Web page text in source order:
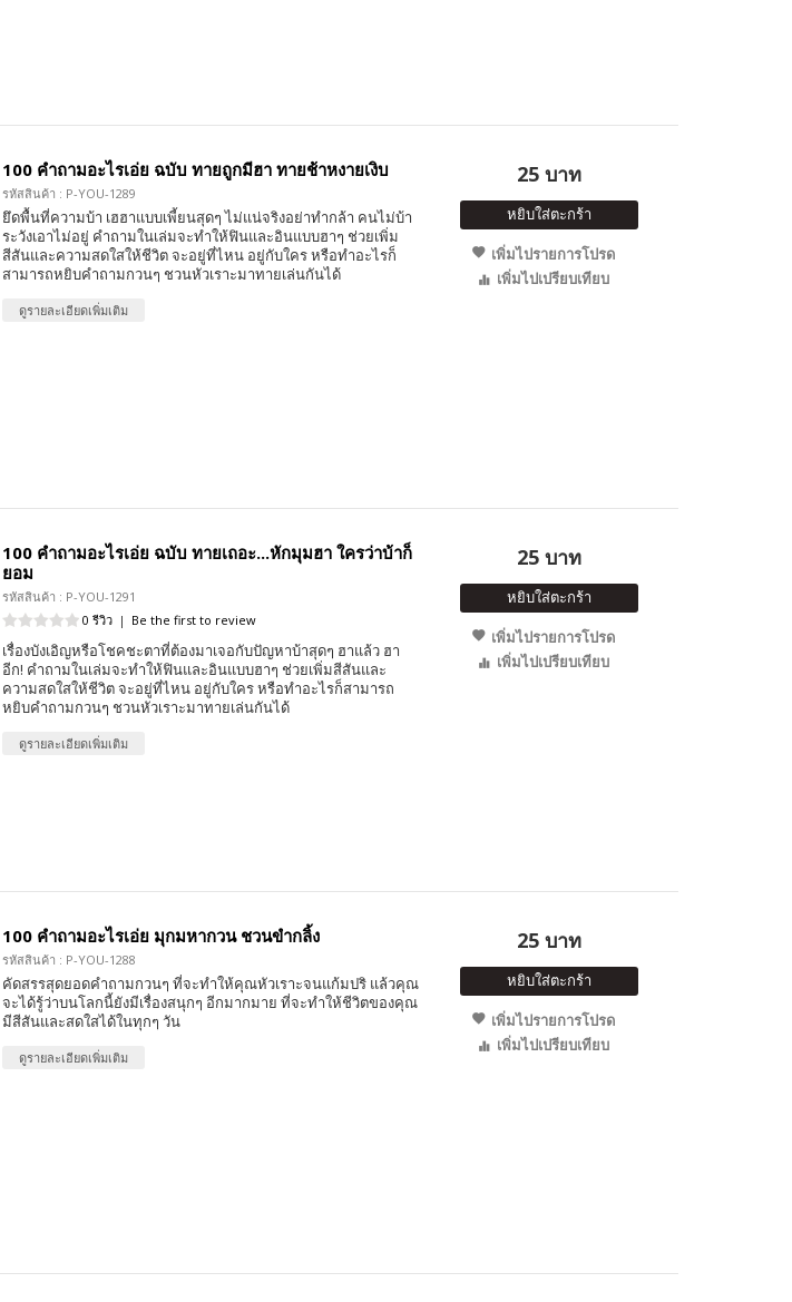
100 คำถามอะไรเอ่ย ฉบับ ทายถูกมีฮา ทายช้าหงายเงิบ
รหัสสินค้า : P-YOU-1289
ยึดพื้นที่ความบ้า เฮฮาแบบเพี้ยนสุดๆ ไม่แน่จริงอย่าทำกล้า คนไม่บ้า
ระวังเอาไม่อยู่ คำถามในเล่มจะทำให้ฟินและอินแบบฮาๆ ช่วยเพิ่ม
สีสันและความสดใสให้ชีวิต จะอยู่ที่ไหน อยู่กับใคร หรือทำอะไรก็
สามารถหยิบคำถามกวนๆ ชวนหัวเราะมาทายเล่นกันได้
ดูรายละเอียดเพิ่มเติม
25 บาท
หยิบใส่ตะกร้า
เพิ่มไปรายการโปรด
เพิ่มไปเปรียบเทียบ
100 คำถามอะไรเอ่ย ฉบับ ทายเถอะ...หักมุมฮา ใครว่าบ้าก็
ยอม
รหัสสินค้า : P-YOU-1291
0 รีวิว | Be the first to review
เรื่องบังเอิญหรือโชคชะตาที่ต้องมาเจอกับปัญหาบ้าสุดๆ ฮาแล้ว ฮา
อีก! คำถามในเล่มจะทำให้ฟินและอินแบบฮาๆ ช่วยเพิ่มสีสันและ
ความสดใสให้ชีวิต จะอยู่ที่ไหน อยู่กับใคร หรือทำอะไรก็สามารถ
หยิบคำถามกวนๆ ชวนหัวเราะมาทายเล่นกันได้
ดูรายละเอียดเพิ่มเติม
25 บาท
หยิบใส่ตะกร้า
เพิ่มไปรายการโปรด
เพิ่มไปเปรียบเทียบ
100 คำถามอะไรเอ่ย มุกมหากวน ชวนขำกลิ้ง
รหัสสินค้า : P-YOU-1288
คัดสรรสุดยอดคำถามกวนๆ ที่จะทำให้คุณหัวเราะจนแก้มปริ แล้วคุณ
จะได้รู้ว่าบนโลกนี้ยังมีเรื่องสนุกๆ อีกมากมาย ที่จะทำให้ชีวิตของคุณ
มีสีสันและสดใสได้ในทุกๆ วัน
ดูรายละเอียดเพิ่มเติม
25 บาท
หยิบใส่ตะกร้า
เพิ่มไปรายการโปรด
เพิ่มไปเปรียบเทียบ